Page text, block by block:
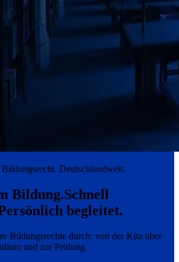
Deutschlandweit.
Bildung.Schnell
begleitet.
Bildungsrechte durch: von der Kita über
und zur Prüfung.